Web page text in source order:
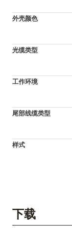
外壳颜色
光缆类型
工作环境
尾部线缆类型
样式
下载